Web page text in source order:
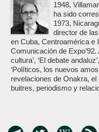
1948,
ha sido
1973,
director de
en Cuba, Centroamérica e
Comunicación de
cultura’, ‘El debate
‘Políticos, los nuevos
revelaciones de Onakra,
buitres, periodismo y